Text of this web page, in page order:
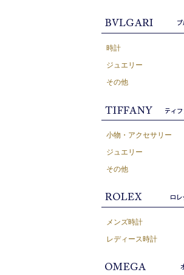
時計
ジュエリー
その他
小物・アクセサリー
ジュエリー
その他
メンズ時計
レディース時計